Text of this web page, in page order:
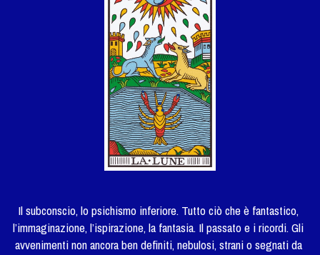
Il subconscio, lo psichismo inferiore. Tutto ciò che è fantastico,
l’immaginazione, l’ispirazione, la fantasia. Il passato e i ricordi. Gli
avvenimenti non ancora ben definiti, nebulosi, strani o segnati da